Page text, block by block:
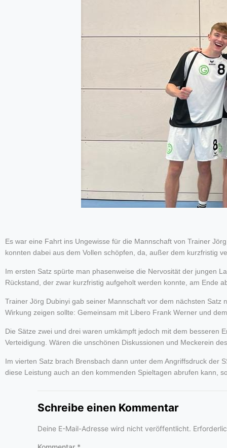
Es war eine Fahrt ins Ungewisse für die Mannschaft von Trainer
konnten dabei aus dem Vollen schöpfen, da, außer dem kurzfristig
Im ersten Satz spürte man phasenweise die Nervosität der jungen
Rückstand, der zwar kurzfristig aufgeholt werden konnte, am Ende
Trainer Jörg Dubinyi gab seiner Mannschaft vor dem nächsten
Wirkung zeigen sollte: Gemeinsam mit Libero Frank Werner und
Die Sätze zwei und drei waren umkämpft jedoch mit dem besseren
Verteidigung. Wären die unschönen Diskussionen und Meckerein
Im vierten Satz brach Brensbach dann unter dem Angriffsdruck der
diese Leistung auch an den kommenden Spieltagen abrufen kann,
Schreibe einen Kommentar
Deine E-Mail-Adresse wird nicht veröffentlicht.